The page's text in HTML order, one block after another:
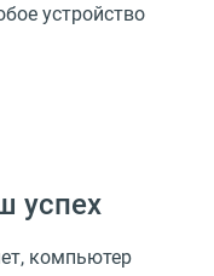
устройство
успех
компьютер